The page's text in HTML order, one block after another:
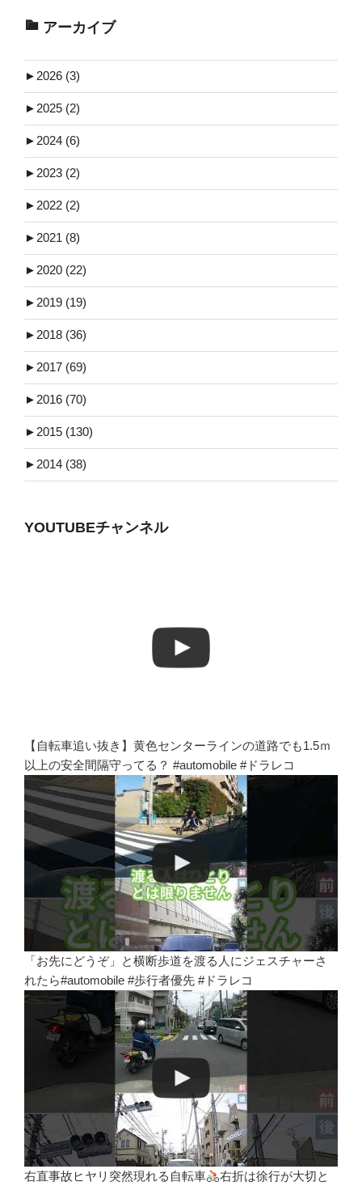
アーカイブ
► 2026 (3)
► 2025 (2)
► 2024 (6)
► 2023 (2)
► 2022 (2)
► 2021 (8)
► 2020 (22)
► 2019 (19)
► 2018 (36)
► 2017 (69)
► 2016 (70)
► 2015 (130)
► 2014 (38)
YOUTUBEチャンネル
【自転車追い抜き】黄色センターラインの道路でも1.5ｍ
以上の安全間隔守ってる？ #automobile #ドラレコ
「お先にどうぞ」と横断歩道を渡る人にジェスチャーさ
れたら#automobile #歩行者優先 #ドラレコ
右直事故ヒヤリ突然現れる自転車
右折は徐行が大切と